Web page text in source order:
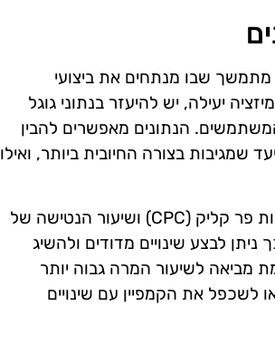
מתמשך שבו מנתחים את ביצועי
יעילה, יש להיעזר בנתוני גוגל
הנתונים מאפשרים להבין
שמגיבות בצורה החיובית ביותר, ואילו
במהלך האופטימיזציה, יש לבדוק את שיעור ההמרה, עלויות פר קליק (CPC) ושיעור הנטישה של
לבצע שינויים מדודים ולהשיג
מביאה לשיעור המרה גבוה יותר
לשכפל את הקמפיין עם שינויים